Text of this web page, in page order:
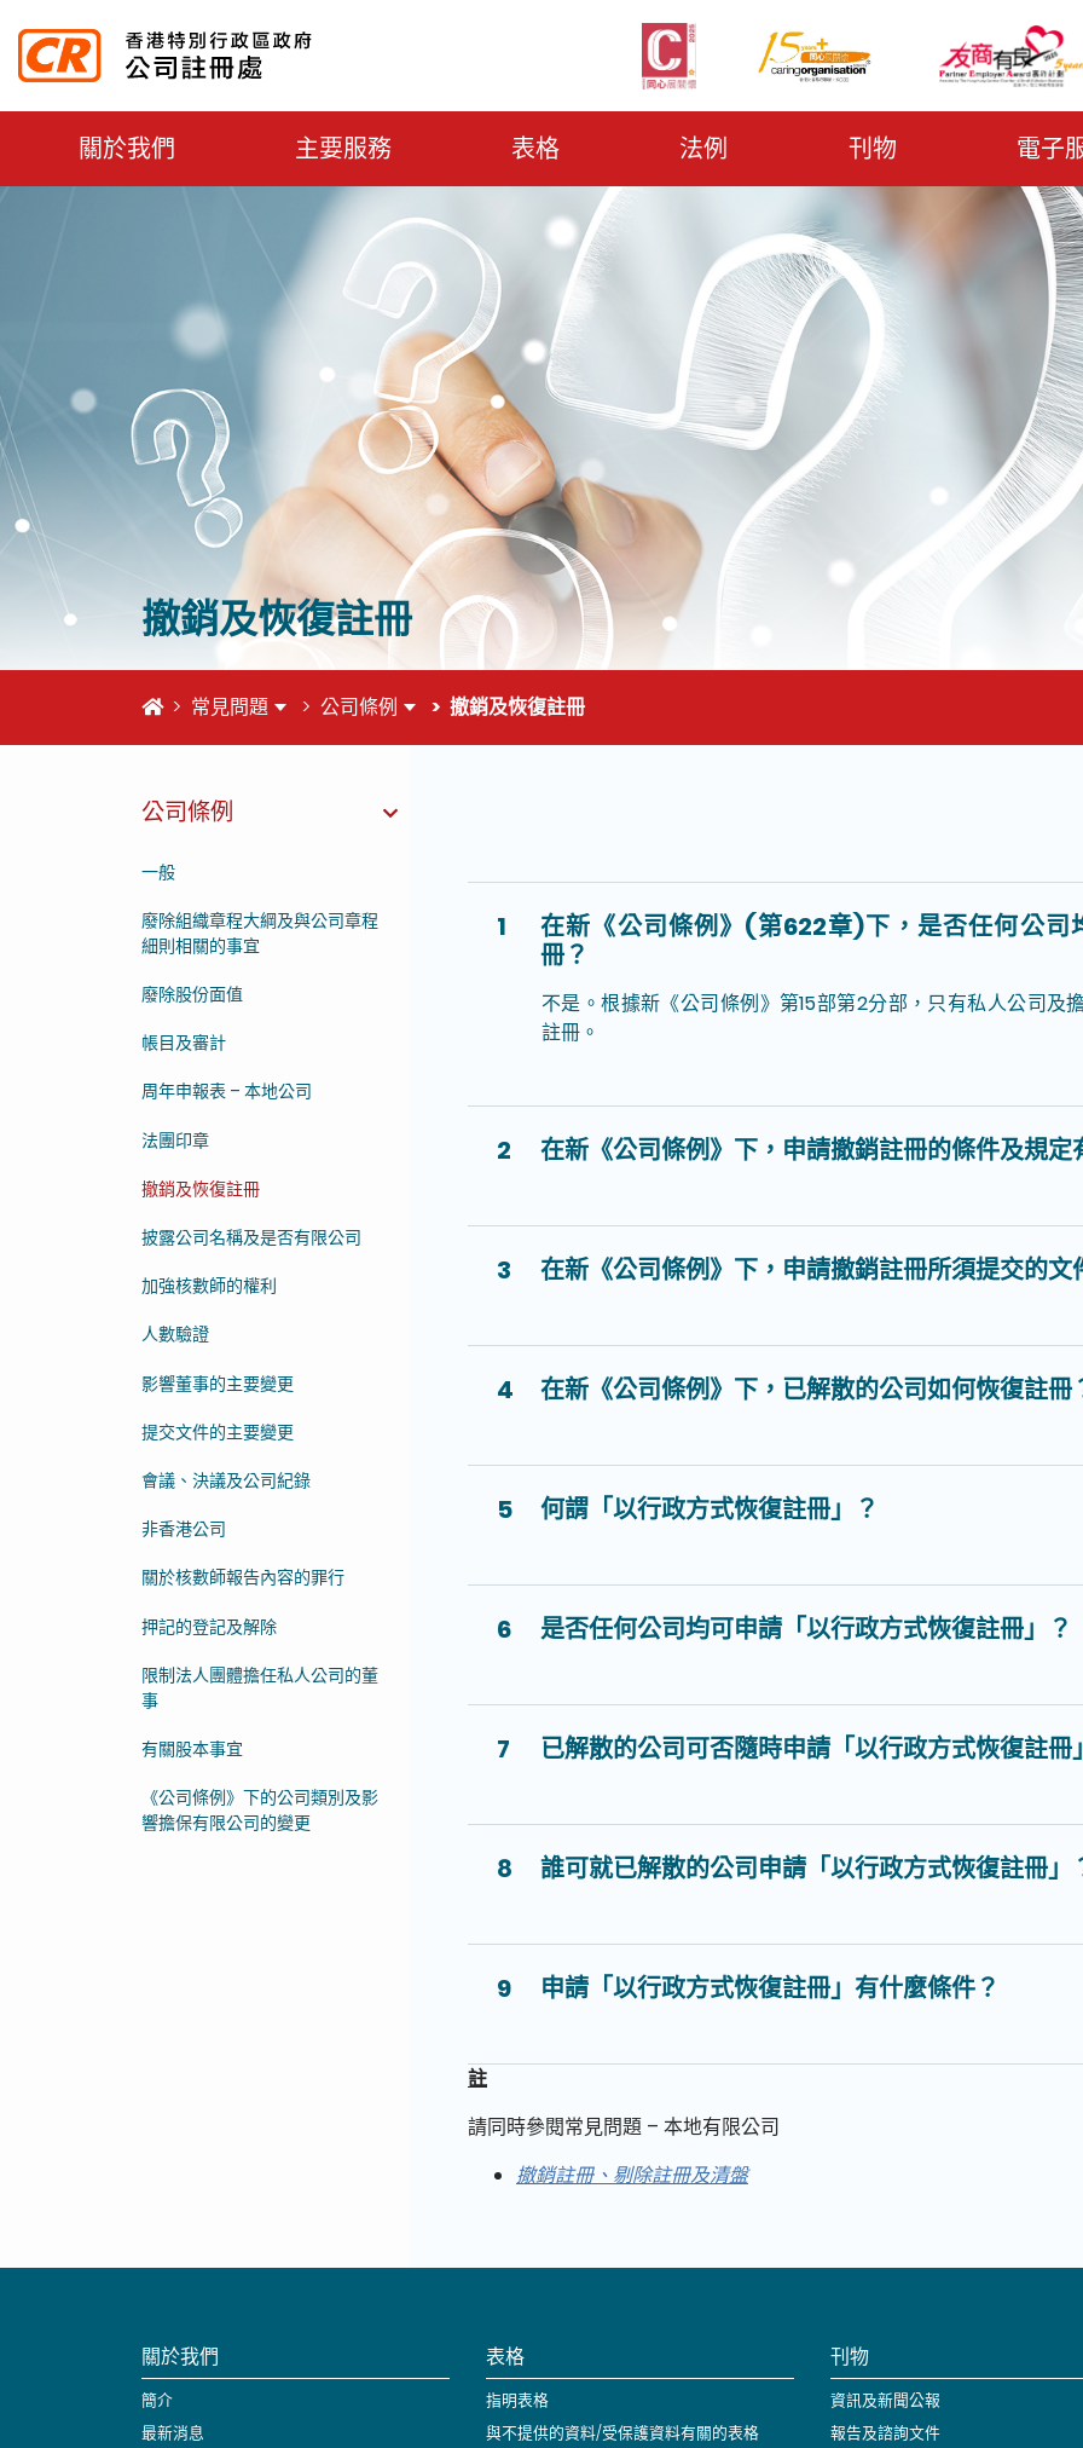
關於我們 主要服務 表格 法例 刊物 電子
撤銷及恢復註冊
首頁常見問題 公司條例 撤銷及恢復註冊
公司條例
一般
廢除組織章程大綱及與公司章程
細則相關的事宜
廢除股份面值
帳目及審計
周年申報表 – 本地公司
法團印章
撤銷及恢復註冊
披露公司名稱及是否有限公司
加強核數師的權利
人數驗證
影響董事的主要變更
提交文件的主要變更
會議、決議及公司紀錄
非香港公司
關於核數師報告內容的罪行
押記的登記及解除
限制法人團體擔任私人公司的董
事
有關股本事宜
《公司條例》下的公司類別及影
響擔保有限公司的變更
1
在新《公司條例》(第622章)下，是否任何公司
冊？
不是。根據新《公司條例》第15部第2分部，只有私人公司及
註冊。
2 在新《公司條例》下，申請撤銷註冊的條件及規定
3 在新《公司條例》下，申請撤銷註冊所須提交的文
4 在新《公司條例》下，已解散的公司如何恢復註冊
5 何謂「以行政方式恢復註冊」？
6 是否任何公司均可申請「以行政方式恢復註冊」？
7 已解散的公司可否隨時申請「以行政方式恢復註冊
8 誰可就已解散的公司申請「以行政方式恢復註冊」
9 申請「以行政方式恢復註冊」有什麼條件？
註
請同時參閱常見問題 – 本地有限公司
撤銷註冊、剔除註冊及清盤
關於我們
簡介
最新消息
表格
指明表格
與不提供的資料/受保護資料有關的表格
刊物
資訊及新聞公報
報告及諮詢文件